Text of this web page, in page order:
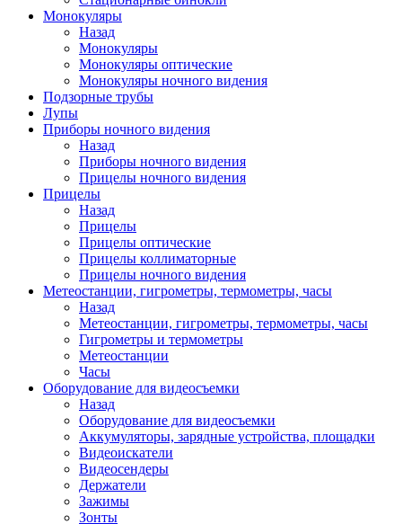
Монокуляры
Назад
Монокуляры
Монокуляры оптические
Монокуляры ночного видения
Подзорные трубы
Лупы
Приборы ночного видения
Назад
Приборы ночного видения
Прицелы ночного видения
Прицелы
Назад
Прицелы
Прицелы оптические
Прицелы коллиматорные
Прицелы ночного видения
Метеостанции, гигрометры, термометры, часы
Назад
Метеостанции, гигрометры, термометры, часы
Гигрометры и термометры
Метеостанции
Часы
Оборудование для видеосъемки
Назад
Оборудование для видеосъемки
Аккумуляторы, зарядные устройства, площадки
Видеоискатели
Видеосендеры
Держатели
Зажимы
Зонты